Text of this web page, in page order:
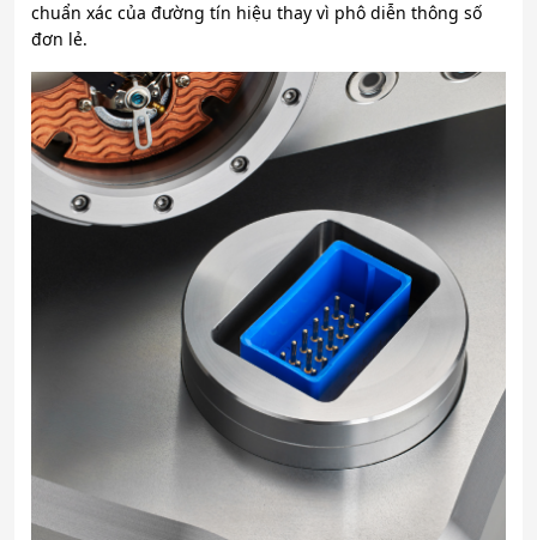
chuẩn xác của đường tín hiệu thay vì phô diễn thông số
đơn lẻ.